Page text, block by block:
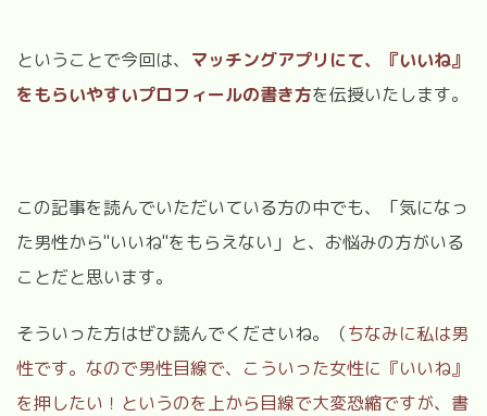
ということで今回は、 マッチングアプリにて、『いいね』
をもらいやすいプロフィールの書き方を伝授いたします。
この記事を読んでいただいている方の中でも、「気になっ
た男性から"いいね"をもらえない」と、お悩みの方がいる
ことだと思います。
そういった方はぜひ読んでくださいね。（ちなみに私は男
性です。なので男性目線で、こういった女性に『いいね』
を押したい！というのを上から目線で大変恐縮ですが、書